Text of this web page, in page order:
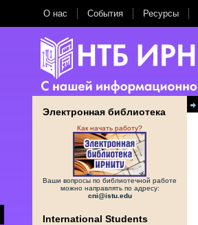
О нас События Ресурсы
Электронная библиотека
Как начать работу?
Ваши вопросы по библиотечной работе
можно направлять по адресу:
cni@istu.edu
International Students